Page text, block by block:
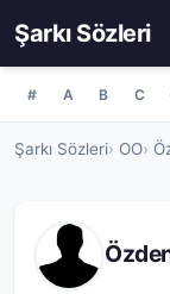
Şarkı Sözleri
# A B C
Şarkı Sözleri OO